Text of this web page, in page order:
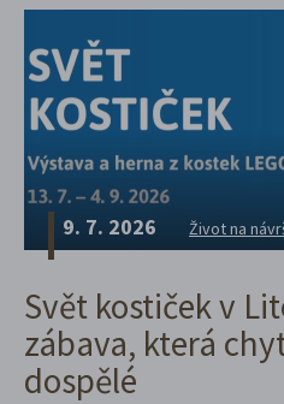
9. 7. 2026 Život na
Svět kostiček v
zábava, která
dospělé